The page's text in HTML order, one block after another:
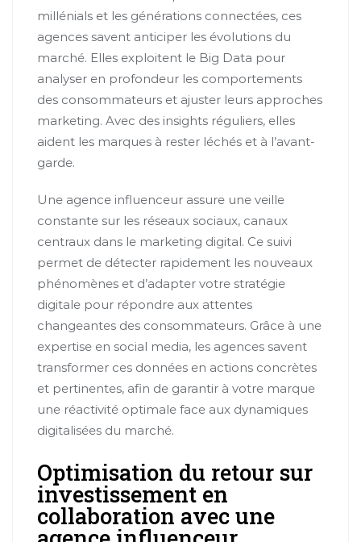
millénials et les générations connectées, ces
agences savent anticiper les évolutions du
marché. Elles exploitent le Big Data pour
analyser en profondeur les comportements
des consommateurs et ajuster leurs approches
marketing. Avec des insights réguliers, elles
aident les marques à rester léchés et à l’avant-
garde.
Une agence influenceur assure une veille
constante sur les réseaux sociaux, canaux
centraux dans le marketing digital. Ce suivi
permet de détecter rapidement les nouveaux
phénomènes et d’adapter votre stratégie
digitale pour répondre aux attentes
changeantes des consommateurs. Grâce à une
expertise en social media, les agences savent
transformer ces données en actions concrètes
et pertinentes, afin de garantir à votre marque
une réactivité optimale face aux dynamiques
digitalisées du marché.
Optimisation du retour sur
investissement en
collaboration avec une